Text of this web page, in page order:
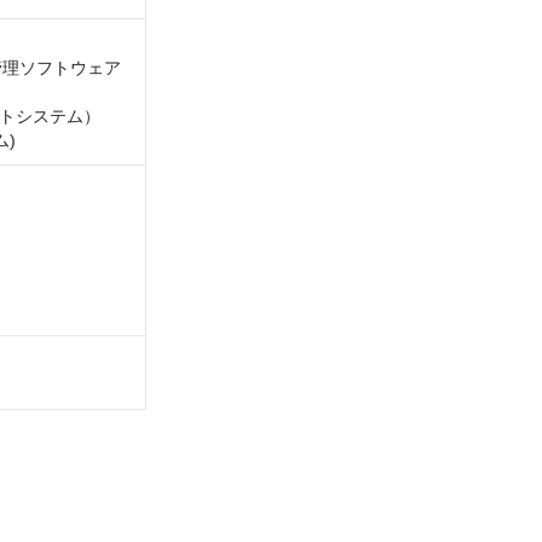
ソフトウェア
システム）
)